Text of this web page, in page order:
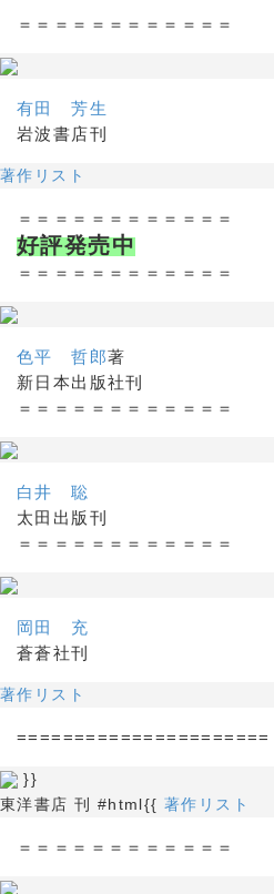
＝＝＝＝＝＝＝＝＝＝＝＝
有田 芳生
岩波書店刊
著作リスト
＝＝＝＝＝＝＝＝＝＝＝＝
好評発売中
＝＝＝＝＝＝＝＝＝＝＝＝
色平 哲郎著
新日本出版社刊
＝＝＝＝＝＝＝＝＝＝＝＝
白井 聡
太田出版刊
＝＝＝＝＝＝＝＝＝＝＝＝
岡田 充
蒼蒼社刊
著作リスト
======================
}} [[久
東洋書店 刊 #html{{ 著作リスト
＝＝＝＝＝＝＝＝＝＝＝＝